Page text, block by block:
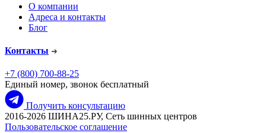
О компании
Адреса и контакты
Блог
Контакты
+7 (800) 700-88-25
Единый номер, звонок бесплатный
Получить консультацию
2016-2026 ШИНА25.РУ, Сеть шинных центров
Пользовательское соглашение